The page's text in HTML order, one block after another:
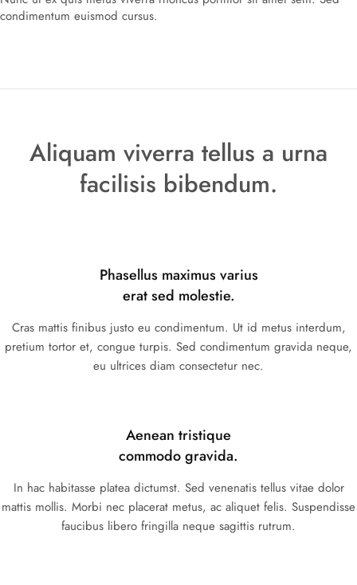
condimentum euismod cursus.
Aliquam viverra tellus a urna
facilisis bibendum.
Phasellus maximus varius
erat sed molestie.
Cras mattis finibus justo eu condimentum. Ut id metus interdum,
pretium tortor et, congue turpis. Sed condimentum gravida neque,
eu ultrices diam consectetur nec.
Aenean tristique
commodo gravida.
In hac habitasse platea dictumst. Sed venenatis tellus vitae dolor
mattis mollis. Morbi nec placerat metus, ac aliquet felis. Suspendisse
faucibus libero fringilla neque sagittis rutrum.